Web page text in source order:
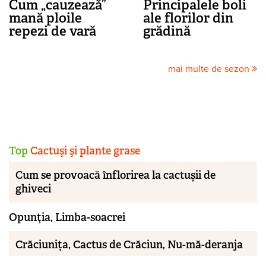
Cum „cauzează”
mană ploile
repezi de vară
Principalele boli
ale florilor din
grădină
mai multe de sezon
TopCactuşi şi plante grase
Cum se provoacă înflorirea la cactușii de
ghiveci
Opunţia, Limba-soacrei
Crăciunița, Cactus de Crăciun, Nu-mă-deranja